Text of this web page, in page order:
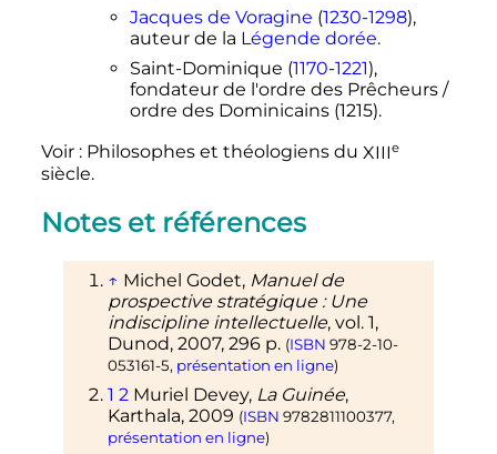
Jacques de Voragine (1230-1298),
auteur de la Légende dorée.
Saint-Dominique (1170-1221),
fondateur de l'ordre des Prêcheurs /
ordre des Dominicains (1215).
Voir : Philosophes et théologiens du XIIIe
siècle.
Notes et références
↑ Michel Godet, Manuel de
prospective stratégique : Une
indiscipline intellectuelle, vol. 1,
Dunod, 2007, 296 p. (ISBN 978-2-10-
053161-5, présentation en ligne)
1 2 Muriel Devey, La Guinée,
Karthala, 2009 (ISBN 9782811100377,
présentation en ligne)